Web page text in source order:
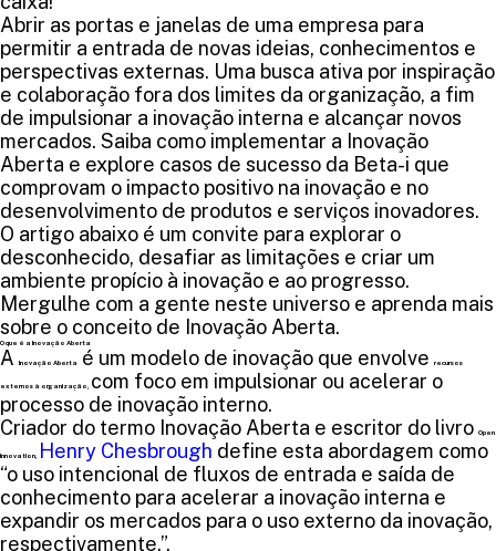
Abrir as portas e janelas de uma empresa para
permitir a entrada de novas ideias, conhecimentos e
perspectivas externas. Uma busca ativa por inspiração
e colaboração fora dos limites da organização, a fim
de impulsionar a inovação interna e alcançar novos
mercados. Saiba como implementar a Inovação
Aberta e explore casos de sucesso da Beta-i que
comprovam o impacto positivo na inovação e no
desenvolvimento de produtos e serviços inovadores.
O artigo abaixo é um convite para explorar o
desconhecido, desafiar as limitações e criar um
ambiente propício à inovação e ao progresso.
Mergulhe com a gente neste universo e aprenda mais
sobre o conceito de Inovação Aberta.
O que é a Inovação Aberta
A Inovação Aberta é um modelo de inovação que envolve recursos
externos à organização,
com foco em impulsionar ou acelerar o
processo de inovação interno.
Criador do termo Inovação Aberta e escritor do livro Open
Innovation, Henry Chesbrough define esta abordagem como
“o uso intencional de fluxos de entrada e saída de
conhecimento para acelerar a inovação interna e
expandir os mercados para o uso externo da inovação,
respectivamente.”.